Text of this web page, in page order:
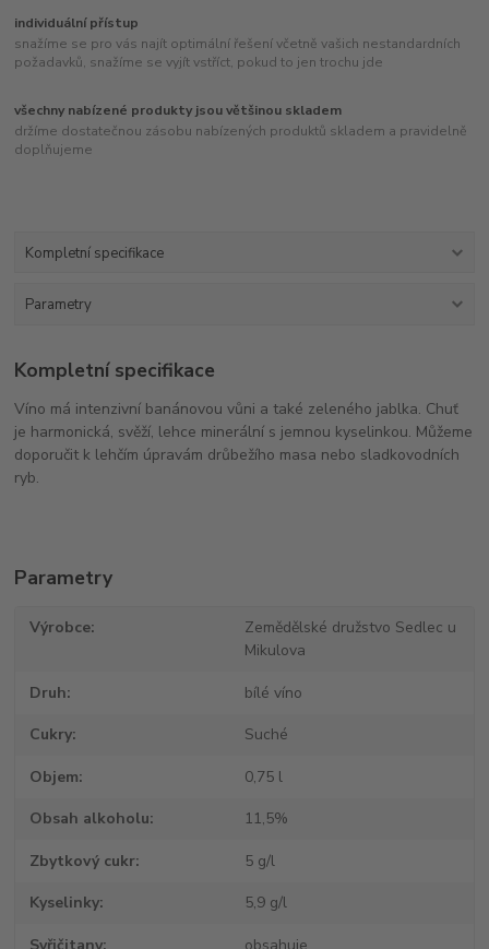
individuální přístup
snažíme se pro vás najít optimální řešení včetně vašich nestandardních
požadavků, snažíme se vyjít vstříct, pokud to jen trochu jde
všechny nabízené produkty jsou většinou skladem
držíme dostatečnou zásobu nabízených produktů skladem a pravidelně
doplňujeme
Kompletní specifikace
Parametry
Kompletní specifikace
Víno má intenzivní banánovou vůni a také zeleného jablka. Chuť
je harmonická, svěží, lehce minerální s jemnou kyselinkou. Můžeme
doporučit k lehčím úpravám drůbežího masa nebo sladkovodních
ryb.
Parametry
Výrobce
Zemědělské družstvo Sedlec u
Mikulova
Druh bílé víno
Cukry Suché
Objem 0,75 l
Obsah alkoholu 11,5%
Zbytkový cukr 5 g/l
Kyselinky 5,9 g/l